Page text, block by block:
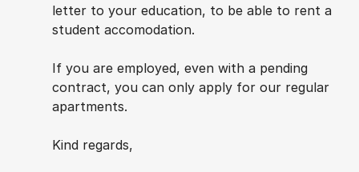
letter to your education, to be able to rent a
student accomodation.
If you are employed, even with a pending
contract, you can only apply for our regular
apartments.
Kind regards,